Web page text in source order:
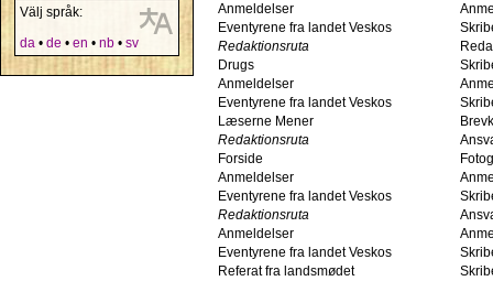
Välj språk:
da • de • en • nb • sv
Anmeldelser
Eventyrene fra landet Veskos
Redaktionsruta
Drugs
Anmeldelser
Eventyrene fra landet Veskos
Læserne Mener
Redaktionsruta
Forside
Anmeldelser
Eventyrene fra landet Veskos
Redaktionsruta
Anmeldelser
Eventyrene fra landet Veskos
Referat fra landsmødet